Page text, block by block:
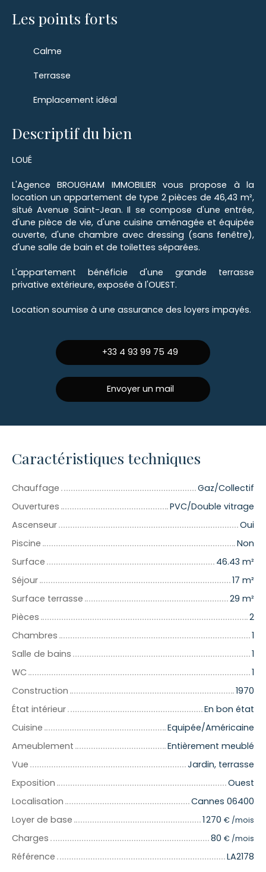
Les points forts
Calme
Terrasse
Emplacement idéal
Descriptif du bien
LOUÉ
L'Agence BROUGHAM IMMOBILIER vous propose à la
location un appartement de type 2 pièces de 46,43 m²,
situé Avenue Saint-Jean. Il se compose d'une entrée,
d'une pièce de vie, d'une cuisine aménagée et équipée
ouverte, d'une chambre avec dressing (sans fenêtre),
d'une salle de bain et de toilettes séparées.
L'appartement bénéficie d'une grande terrasse
privative extérieure, exposée à l'OUEST.
Location soumise à une assurance des loyers impayés.
+33 4 93 99 75 49
Envoyer un mail
Caractéristiques techniques
Chauffage
Gaz/Collectif
Ouvertures
PVC/Double vitrage
Ascenseur
Oui
Piscine
Non
Surface
46.43 m²
Séjour
17 m²
Surface terrasse
29 m²
Pièces
2
Chambres
1
Salle de bains
1
WC
1
Construction
1970
État intérieur
En bon état
Cuisine
Equipée/Américaine
Ameublement
Entièrement meublé
Vue
Jardin, terrasse
Exposition
Ouest
Localisation
Cannes 06400
Loyer de base
1 270 € /mois
Charges 80 € /mois
Référence LA2178